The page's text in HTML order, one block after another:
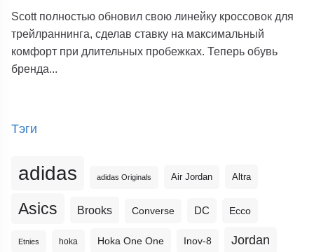
Scott полностью обновил свою линейку кроссовок для
трейлраннинга, сделав ставку на максимальный
комфорт при длительных пробежках. Теперь обувь
бренда...
Тэги
adidas adidas Originals Air Jordan Altra
Asics Brooks Converse DC Ecco
Etnies hoka Hoka One One Inov-8 Jordan